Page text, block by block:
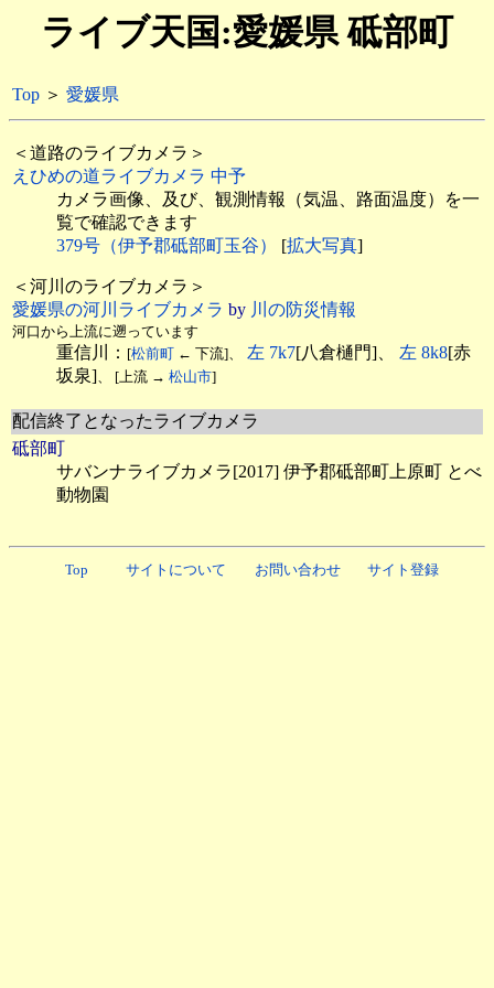
ライブ天国:愛媛県 砥部町
Top ＞ 愛媛県
＜道路のライブカメラ＞
えひめの道ライブカメラ 中予
カメラ画像、及び、観測情報（気温、路面温度）を一
覧で確認できます
379号（伊予郡砥部町玉谷）
[拡大写真]
＜河川のライブカメラ＞
愛媛県の河川ライブカメラ by 川の防災情報
河口から上流に遡っています
重信川： [松前町 ← 下流]、 左 7k7[八倉樋門]、 左 8k8[赤
坂泉]、 [上流 → 松山市]
配信終了となったライブカメラ
砥部町
サバンナライブカメラ[2017] 伊予郡砥部町上原町 とべ
動物園
Top サイトについて お問い合わせ サイト登録